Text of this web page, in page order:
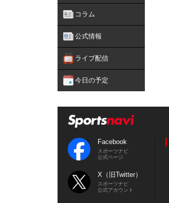
コラム
公式情報
ライブ配信
今日の予定
Facebook
スポーツナビ
公式ページ
X（旧Twitter）
スポーツナビ
公式アカウント